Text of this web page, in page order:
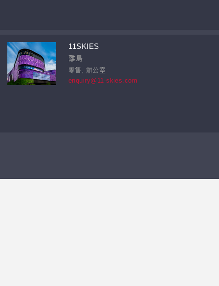
11SKIES
離島
零售, 辦公室
enquiry@11-skies.com